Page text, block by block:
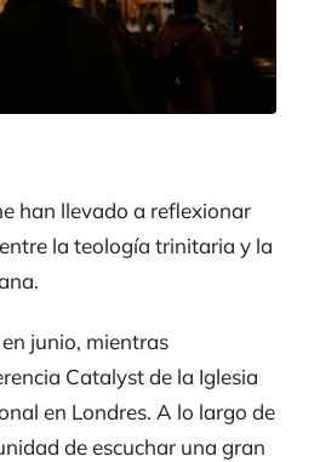
han llevado a reflexionar
la teología trinitaria y la
junio, mientras
Catalyst de la Iglesia
en Londres. A lo largo de
de escuchar una gran